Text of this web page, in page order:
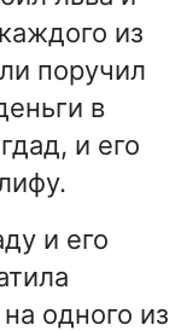
из
поручил
в
и его
и его
одного из